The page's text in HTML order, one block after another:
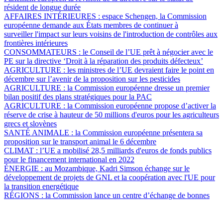
résident de longue durée
AFFAIRES INTÉRIEURES : espace Schengen, la Commission
européenne demande aux États membres de continuer à
surveiller l'impact sur leurs voisins de l'introduction de contrôles aux
frontières intérieures
CONSOMMATEURS : le Conseil de l’UE prêt à négocier avec le
PE sur la directive ‘Droit à la réparation des produits défecteux’
AGRICULTURE : les ministres de l’UE devraient faire le point en
décembre sur l’avenir de la proposition sur les pesticides
AGRICULTURE : la Commission européenne dresse un premier
bilan positif des plans stratégiques pour la PAC
AGRICULTURE : la Commission européenne propose d’activer la
réserve de crise à hauteur de 50 millions d'euros pour les agriculteurs
grecs et slovènes
SANTÉ ANIMALE : la Commission européenne présentera sa
proposition sur le transport animal le 6 décembre
CLIMAT : l’UE a mobilisé 28,5 milliards d'euros de fonds publics
pour le financement international en 2022
ÉNERGIE : au Mozambique, Kadri Simson échange sur le
développement de projets de GNL et la coopération avec l'UE pour
la transition energétique
RÉGIONS : la Commission lance un centre d’échange de bonnes